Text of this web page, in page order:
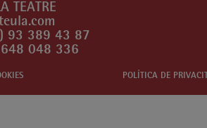
TEATRE
93 389 43 87
048 336
POLÍTICA DE